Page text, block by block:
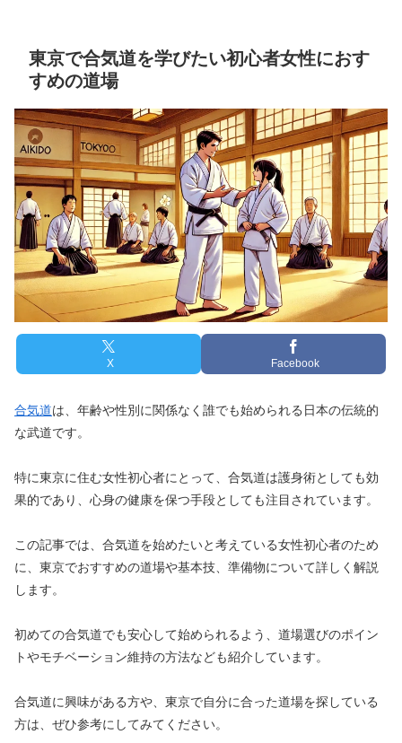
東京で合気道を学びたい初心者女性におす
すめの道場
X Facebook
合気道は、年齢や性別に関係なく誰でも始められる日本の伝統的
な武道です。
特に東京に住む女性初心者にとって、合気道は護身術としても効
果的であり、心身の健康を保つ手段としても注目されています。
この記事では、合気道を始めたいと考えている女性初心者のため
に、東京でおすすめの道場や基本技、準備物について詳しく解説
します。
初めての合気道でも安心して始められるよう、道場選びのポイン
トやモチベーション維持の方法なども紹介しています。
合気道に興味がある方や、東京で自分に合った道場を探している
方は、ぜひ参考にしてみてください。